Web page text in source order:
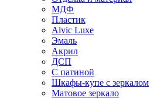
МДФ
Пластик
Alvic Luxe
Эмаль
Акрил
ДСП
С патиной
Шкафы-купе с зеркалом
Матовое зеркало